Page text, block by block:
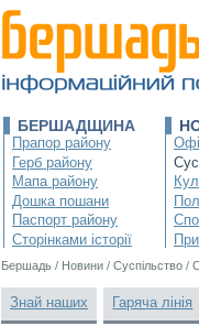
БЕРШАДЩИНА
Прапор району
Герб району
Мапа району
Дошка пошани
Паспорт району
Сторінками історії
Бершадь / Новини / Суспільство /
Знай наших Гаряча лінія